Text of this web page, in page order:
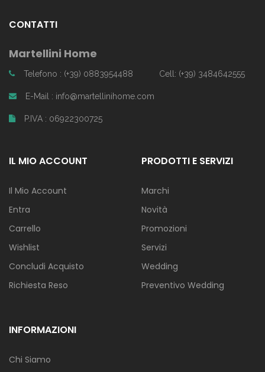
CONTATTI
Martellini Home
Telefono : (+39) 0883954488 Cell: (+39) 3484642555
E-Mail : info@martellinihome.com
P.IVA : 06922300725
IL MIO ACCOUNT
Il Mio Account
Entra
Carrello
Wishlist
Concludi Acquisto
Richiesta Reso
PRODOTTI E SERVIZI
Marchi
Novità
Promozioni
Servizi
Wedding
Preventivo Wedding
INFORMAZIONI
Chi Siamo